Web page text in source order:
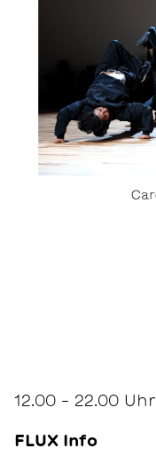
12.00 – 22.00 Uhr
FLUX Info